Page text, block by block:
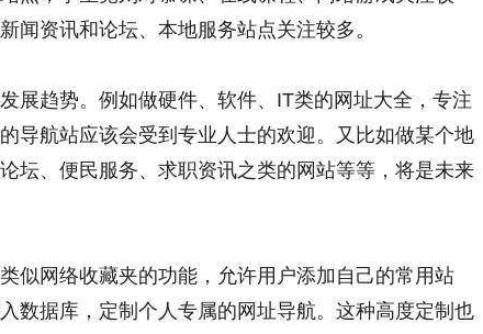
闻资讯和论坛、本地服务站点关注较多。
展趋势。例如做硬件、软件、IT类的网址大全，专注
导航站应该会受到专业人士的欢迎。又比如做某个地
坛、便民服务、求职资讯之类的网站等等，将是未来
似网络收藏夹的功能，允许用户添加自己的常用站
数据库，定制个人专属的网址导航。这种高度定制也